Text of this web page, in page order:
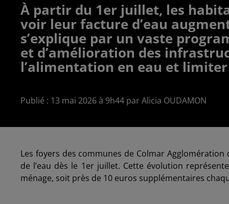
À partir du 1er juillet, les
voir leur facture d’eau
s’explique par un vaste
et d’amélioration des
l’alimentation en eau et
Publié : 13 mai 2026 à 9h44 par Alicia OUDAMON
Les foyers des communes de Colmar
de l’eau dès le 1er juillet. Cette évolution
ménage, soit près de 10 euros supplémentaires